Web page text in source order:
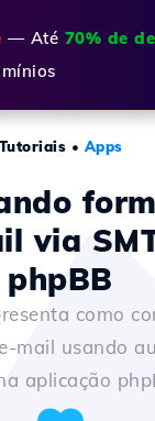
— Até 70% de
Tutoriais • Apps
via
phpBB
como
mail usando
aplicação